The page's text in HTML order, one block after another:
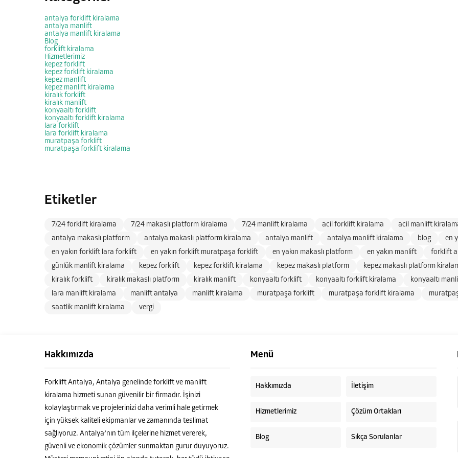
antalya forklift kiralama
antalya manlift
antalya manlift kiralama
Blog
forklift kiralama
Hizmetlerimiz
kepez forklift
kepez forklift kiralama
kepez manlift
kepez manlift kiralama
kiralık forklift
kiralık manlift
konyaaltı forklift
konyaaltı forklift kiralama
lara forklift
lara forklift kiralama
muratpaşa forklift
muratpaşa forklift kiralama
Etiketler
7/24 forklift kiralama 7/24 makaslı platform kiralama 7/24 manlift kiralama acil forklift kiralama acil manlift
antalya makaslı platform
antalya makaslı platform kiralama antalya manlift antalya manlift kiralama blog en
en yakın forklift lara forklift
en yakın forklift muratpaşa forklift en yakın makaslı platform en yakın manlift forklift
günlük manlift kiralama
kepez forklift kepez forklift kiralama kepez makaslı platform kepez makaslı platform
kiralık forklift
kiralık makaslı platform kiralık manlift konyaaltı forklift konyaaltı forklift kiralama konyaaltı
lara manlift kiralama
manlift antalya manlift kiralama muratpaşa forklift muratpaşa forklift kiralama
saatlik manlift kiralama
vergi
Hakkımızda
Forklift Antalya, Antalya genelinde forklift ve manlift
kiralama hizmeti sunan güvenilir bir firmadır. İşinizi
kolaylaştırmak ve projelerinizi daha verimli hale getirmek
için yüksek kaliteli ekipmanlar ve zamanında teslimat
sağlıyoruz. Antalya’nın tüm ilçelerine hizmet vererek,
güvenli ve ekonomik çözümler sunmaktan gurur duyuyoruz.
Menü
Hakkımızda İletişim
Hizmetlerimiz Çözüm Ortakları
Blog Sıkça Sorulanlar